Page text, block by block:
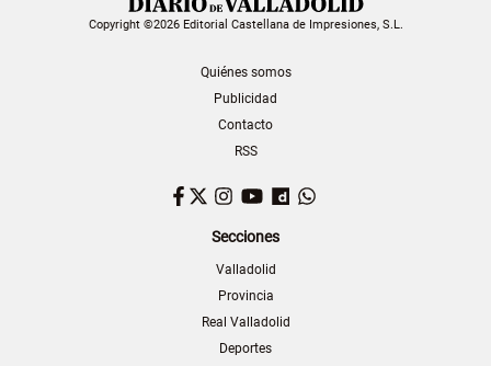
Copyright ©2026 Editorial Castellana de Impresiones, S.L.
Quiénes somos
Publicidad
Contacto
RSS
Facebook
TwitterInstagram
YouTubeDailymotion
Secciones
Valladolid
Provincia
Real Valladolid
Deportes